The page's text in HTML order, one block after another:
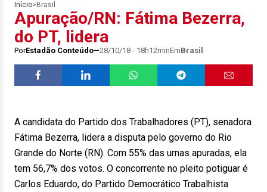
Início> Brasil
Apuração/RN: Fátima Bezerra,
do PT, lidera
PorEstadão Conteúdo 28/10/18 - 18h12minEmBrasil
A candidata do Partido dos Trabalhadores (PT), senadora
Fátima Bezerra, lidera a disputa pelo governo do Rio
Grande do Norte (RN). Com 55% das urnas apuradas, ela
tem 56,7% dos votos. O concorrente no pleito potiguar é
Carlos Eduardo, do Partido Democrático Trabalhista